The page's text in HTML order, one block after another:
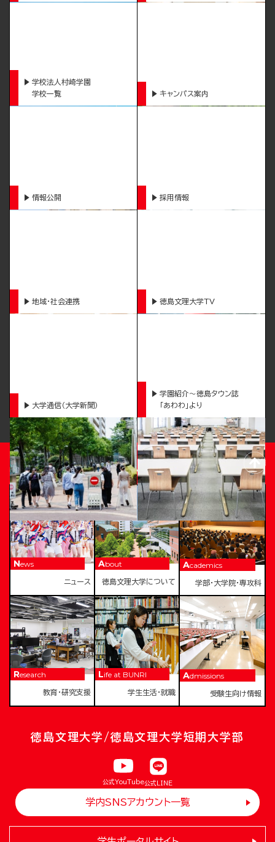
学校法人村崎学園
学校一覧
キャンパス案内
情報公開 採用情報
地域・社会連携 徳島文理大学TV
大学通信（大学新聞）
学園紹介～徳島タウン誌
「あわわ」より
TOKUSHIMA BUNRI UNIVERSITY
News
ニュース
About
徳島文理大学について
Academics
学部・大学院・専攻科
Research
教育・研究支援
Life at BUNRI
学生生活・就職
Admissions
受験生向け情報
徳島文理大学/徳島文理大学短期大学部
公式YouTube公式LINE
学内SNSアカウント一覧